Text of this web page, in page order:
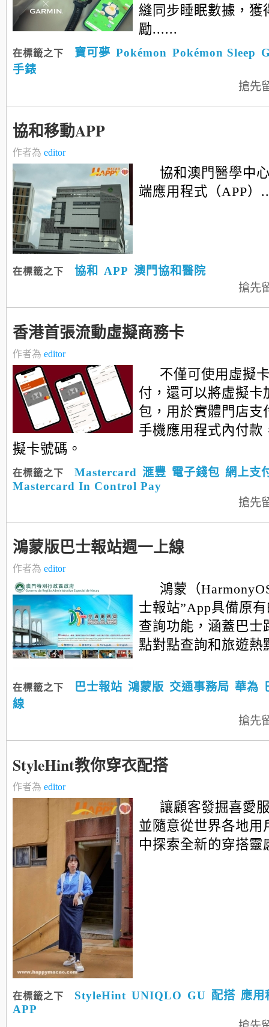
縫同步睡眠數據，獲
勵......
在標籤之下 寶可夢 Pokémon Pokémon Sleep
手錶
搶先
協和移動APP
作者為 editor
協和澳門醫學中
端應用程式（APP）
在標籤之下 協和 APP 澳門協和醫院
搶先
香港首張流動虛擬商務卡
作者為 editor
不僅可使用虛擬
付，還可以將虛擬卡
包，用於實體門店支
手機應用程式內付款
擬卡號碼。
在標籤之下 Mastercard 滙豐 電子錢包 網上支
Mastercard In Control Pay
搶先
鴻蒙版巴士報站週一上線
作者為 editor
鴻蒙（
士報站”App具備原
查詢功能，涵蓋巴士
點對點查詢和旅遊
在標籤之下 巴士報站 鴻蒙版 交通事務局 華為
線
搶先
StyleHint教你穿衣配搭
作者為 editor
讓顧客發掘喜愛
並隨意從世界各地用
中探索全新的穿搭
在標籤之下 StyleHint UNIQLO GU 配搭 應用
APP